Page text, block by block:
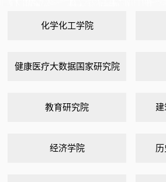
化学化工学院
健康医疗大数据国家研究院
教育研究院
经济学院